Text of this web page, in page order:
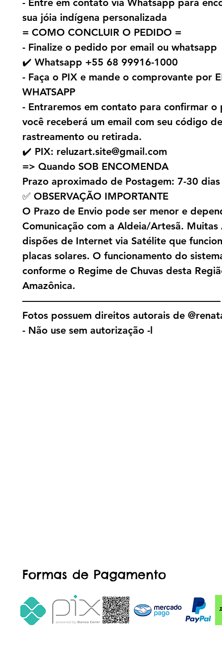
- Entre em contato via Whatsapp para
sua jóia indígena personalizada
= COMO CONCLUIR O PEDIDO =
- Finalize o pedido por email ou whatsapp
✔️ Whatsapp +55 68 99916-1000
- Faça o PIX e mande o comprovante por
WHATSAPP
- Entraremos em contato para confirmar o
você receberá um email com seu código de
rastreamento ou retirada.
✔️ PIX: reluzart.site@gmail.com
=> Quando SOB ENCOMENDA
Prazo aproximado de Postagem: 7-30 dias
✅ OBSERVAÇÃO IMPORTANTE
O Prazo de Envio pode ser menor e
Comunicação com a Aldeia/Artesã. Muitas
dispões de Internet via Satélite que
placas solares. O funcionamento do
conforme o Regime de Chuvas desta
Amazônica.
————————————————————
Fotos possuem direitos autorais de
- Não use sem autorização -l
Formas de Pagamento